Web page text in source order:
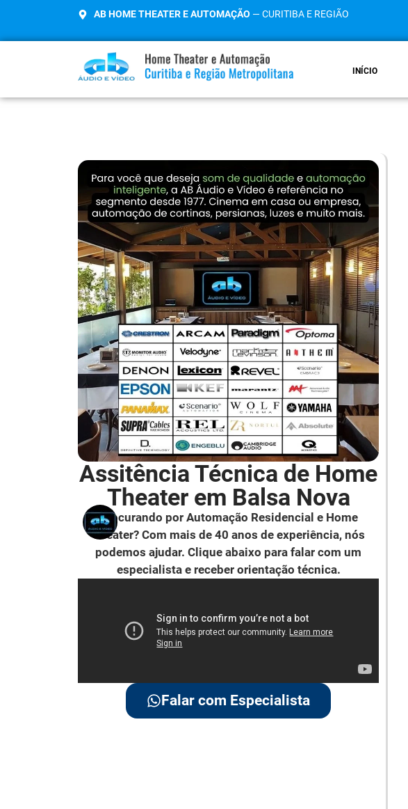
AB HOME THEATER E AUTOMAÇÃO — CURITIBA E REGIÃO
INÍCIO
Assitência Técnica de Home
Theater em Balsa Nova
Procurando por Automação Residencial e Home
Theater? Com mais de 40 anos de experiência, nós
podemos ajudar. Clique abaixo para falar com um
especialista e receber orientação técnica.
Falar com Especialista